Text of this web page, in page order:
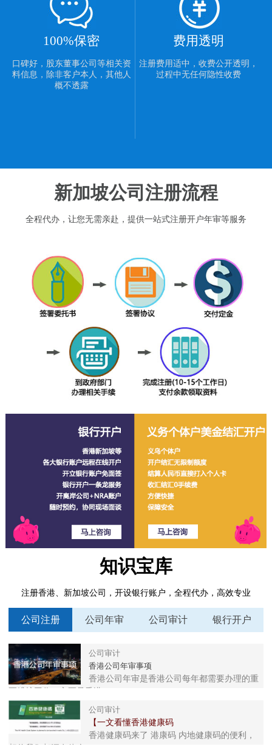
100%保密
口碑好，股东董事公司等相关资
料信息，除非客户本人，其他人
概不透露
费用透明
注册费用适中，收费公开透明，
过程中无任何隐性收费
新加坡公司注册流程
全程代办，让您无需亲赴，提供一站式注册开户年审等服务
知识宝库
注册香港、新加坡公司，开设银行账户，全程代办，高效专业
公司注册 公司年审 公司审计 银行开户
公司审计
香港公司年审事项
香港公司年审是香港公司每年都需要办理的重
公司审计
【一文看懂香港健康码
香港健康码来了 港康码 内地健康码的便利，